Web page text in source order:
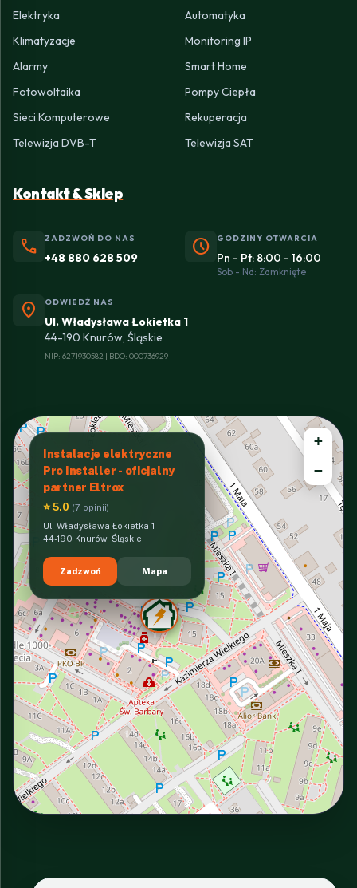
Elektryka
Automatyka
Klimatyzacje
Monitoring IP
Alarmy
Smart Home
Fotowoltaika
Pompy Ciepła
Sieci Komputerowe
Rekuperacja
Telewizja DVB-T
Telewizja SAT
Kontakt & Sklep
phone ZADZWOŃ DO NAS
+48 880 628 509 schedule GODZINY OTWARCIA
Pn - Pt: 8:00 - 16:00
Sob - Nd: Zamknięte
location_on ODWIEDŹ NAS
Ul. Władysława Łokietka 1
44-190 Knurów, Śląskie
NIP: 6271930582 | BDO: 000736929
Instalacje elektryczne
Pro Installer - oficjalny
partner Eltrox
⭐ 5.0 (7 opinii)
Ul. Władysława Łokietka 1
44-190 Knurów, Śląskie
Zadzwoń Mapa
+
−
INTERACTIVE VIEW